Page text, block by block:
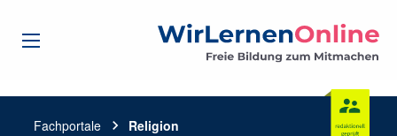
Fachportale chevron_right Religion